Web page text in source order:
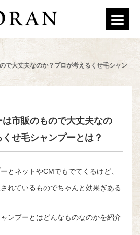
で大丈夫なのか？プロが考えるくせ毛シャン
は市販のもので大丈夫なの
せ毛シャンプーとは？
とネットやCMでもでてくるけど、
れているものでちゃんと効果ぎある
ンプーとはどんなものなのかを紹介